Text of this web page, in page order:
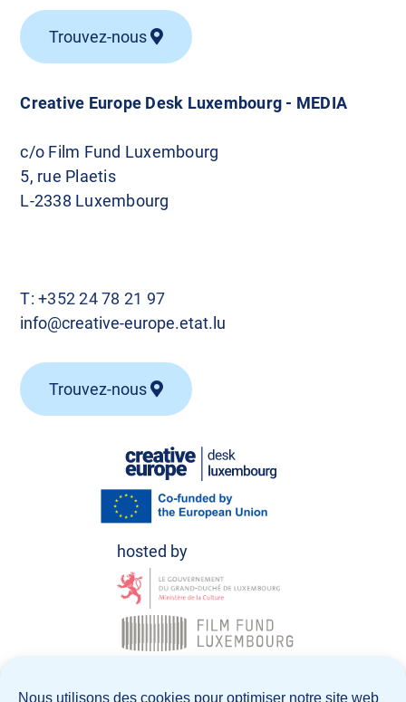
Nous utilisons des cookies pour optimiser notre site web
Creative Europe Desk Luxembourg - MEDIA
c/o Film Fund Luxembourg
5, rue Plaetis
L-2338 Luxembourg
T:+352 24 78 21 97
info@creative-europe.etat.lu
Trouvez-nous
Trouvez-nous
© Creative Europe Desk Luxembourg 2026